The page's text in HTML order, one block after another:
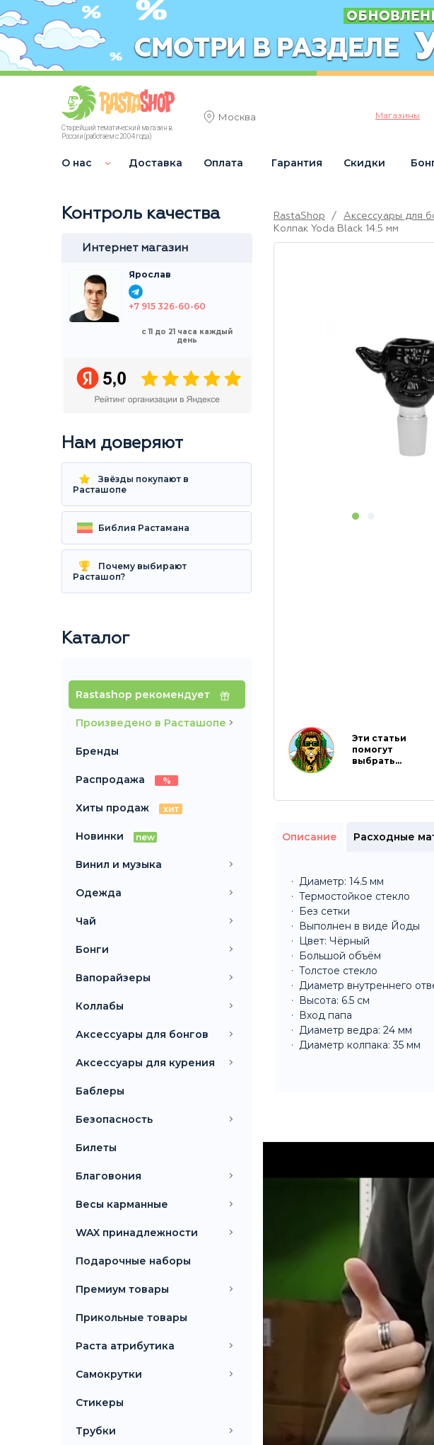
Старейший тематический магазин в
России (работаем с 2004 года)
Москва Магазины
О нас Доставка Оплата Гарантия Скидки
Контроль качества
Интернет магазин
Ярослав
+7 915 326-60-60
с 11 до 21 часа каждый
день
Нам доверяют
Звёзды покупают в
Расташопе
Библия Растамана
Почему выбирают
Расташоп?
Каталог
Rastashop рекомендует
Произведено в Расташопе
Бренды
Распродажа %
Хиты продаж хит
Новинки new
Винил и музыка
Одежда
Чай
Бонги
Вапорайзеры
Коллабы
Аксессуары для бонгов
Аксессуары для курения
Баблеры
Безопасность
Билеты
Благовония
Весы карманные
WAX принадлежности
Подарочные наборы
Премиум товары
Прикольные товары
Раста атрибутика
Самокрутки
Стикеры
Трубки
RastaShop / Аксессуары для
Колпак Yoda Black 14.5 мм
Эти статьи
помогут
выбрать…
Описание
Диаметр: 14.5 мм
Термостойкое стекло
Без сетки
Выполнен в виде Йоды
Цвет: Чёрный
Большой объём
Толстое стекло
Диаметр внутреннего
Высота: 6.5 см
Вход папа
Диаметр ведра: 24 мм
Диаметр колпака: 35 мм
Расходные